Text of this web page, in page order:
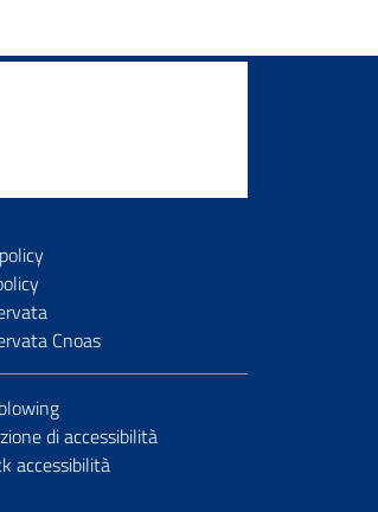
Cnoas
di accessibilità
accessibilità